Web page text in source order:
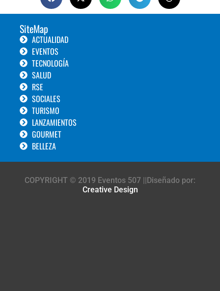
SiteMap
ACTUALIDAD
EVENTOS
TECNOLOGÍA
SALUD
RSE
SOCIALES
TURISMO
LANZAMIENTOS
GOURMET
BELLEZA
COPYRIGHT © 2019 Eventos 507 ||Diseñado por:
Creative Design